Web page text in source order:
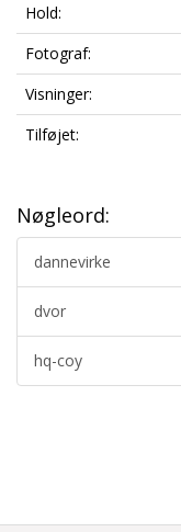
Hold:
Fotograf:
Visninger:
Tilføjet:
Nøgleord:
dannevirke
dvor
hq-coy